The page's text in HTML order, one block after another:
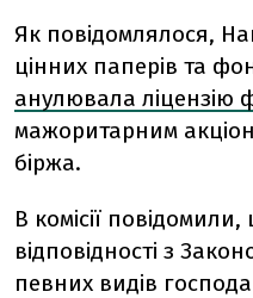
Як повідомлялося,
цінних паперів та
анулювала ліцензію
мажоритарним
біржа.
В комісії
відповідності з
певних видів